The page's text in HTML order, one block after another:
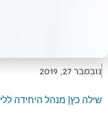
נובמבר 27, 2019
שילה כץ| מנהל היחידה